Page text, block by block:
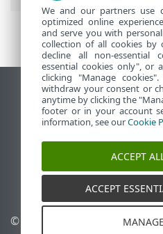
Переглянути повну
End of Life
База знань ESET
Форум ESET
ESET Status Portal
Регіональна
© 1992 - 2025 ESET, spol. s
We and our partners use
optimized online
and serve you with
collection of all cookies by
decline all non-essential
essential cookies only", or
clicking "Manage
withdraw your consent or
anytime by clicking the
footer or in your account
information, see ourCookie
ACCEPT
ACCEPT